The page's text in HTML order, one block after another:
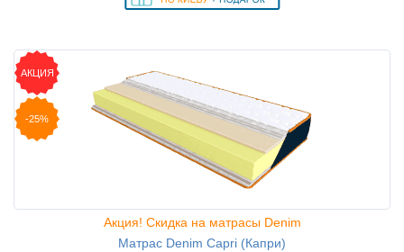
АКЦИЯ
-25%
Акция! Скидка на матрасы Denim
Матрас Denim Capri (Капри)